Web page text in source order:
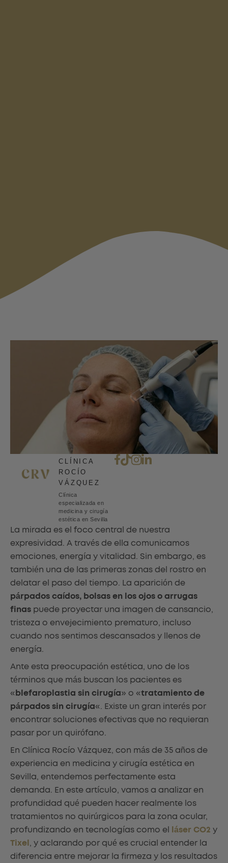
CLÍNICA
ROCÍO
VÁZQUEZ
Clínica
especializada en
medicina y cirugía
estética en Sevilla
La mirada es el foco central de nuestra
expresividad. A través de ella comunicamos
emociones, energía y vitalidad. Sin embargo, es
también una de las primeras zonas del rostro en
delatar el paso del tiempo. La aparición de
párpados caídos, bolsas en los ojos o arrugas
finas puede proyectar una imagen de cansancio,
tristeza o envejecimiento prematuro, incluso
cuando nos sentimos descansados y llenos de
energía.
Ante esta preocupación estética, uno de los
términos que más buscan los pacientes es
« blefaroplastia sin cirugía» o «tratamiento de
párpados sin cirugía«. Existe un gran interés por
encontrar soluciones efectivas que no requieran
pasar por un quirófano.
En Clínica Rocío Vázquez, con más de 35 años de
experiencia en medicina y cirugía estética en
Sevilla, entendemos perfectamente esta
demanda. En este artículo, vamos a analizar en
profundidad qué pueden hacer realmente los
tratamientos no quirúrgicos para la zona ocular,
profundizando en tecnologías como el
láser CO2 y
Tixel , y aclarando por qué es crucial entender la
diferencia entre mejorar la firmeza y los resultados